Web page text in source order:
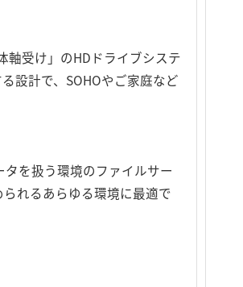
軸受け」のHDドライブシステ
設計で、SOHOやご家庭など
を扱う環境のファイルサー
れるあらゆる環境に最適で